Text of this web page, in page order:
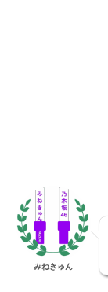
みねきゅん